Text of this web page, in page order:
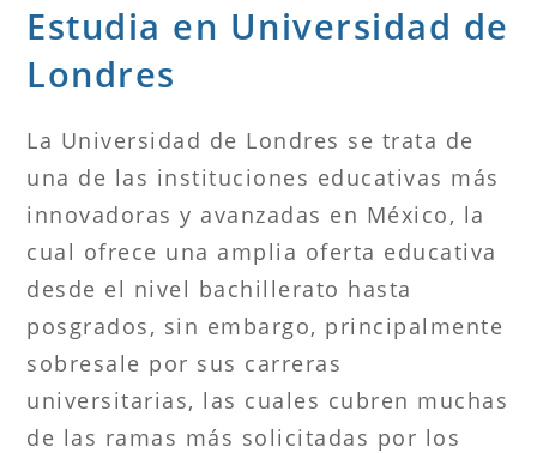
Estudia en Universidad de
Londres
La Universidad de Londres se trata de
una de las instituciones educativas más
innovadoras y avanzadas en México, la
cual ofrece una amplia oferta educativa
desde el nivel bachillerato hasta
posgrados, sin embargo, principalmente
sobresale por sus carreras
universitarias, las cuales cubren muchas
de las ramas más solicitadas por los